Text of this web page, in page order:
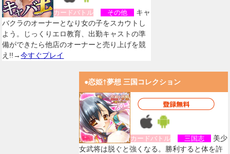
カードバトル その他
キャ
バクラのオーナーとなり女の子をスカウトし
よう。じっくりエロ教育、出勤キャストの準
備ができたら他店のオーナーと売り上げを競
え!!→今すぐプレイ
●恋姫†夢想 三国コレクション
カードバトル 三国志
美少
女武将は脱ぐと強くなる。勝利すると体を許